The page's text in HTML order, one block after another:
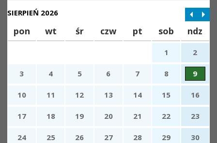
SIERPIEŃ 2026
pon wt śr czw pt sob ndz
1 2
3 4 5 6 7 8 9
10 11 12 13 14 15 16
17 18 19 20 21 22 23
24 25 26 27 28 29 30